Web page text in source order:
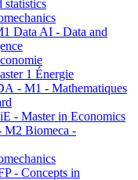
statistics
Data AI - Data and
1 Énergie
- M1 - Mathematiques
- Master in Economics
Biomeca -
- Concepts in